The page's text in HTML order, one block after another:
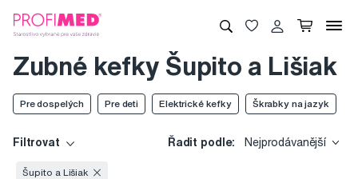
Zubné kefky Šupito a Lišiak
Pre dospelých Pre deti Elektrické kefky Škrabky na jazyk
Filtrovat Řadit podle: Nejprodávanější
Šupito a Lišiak